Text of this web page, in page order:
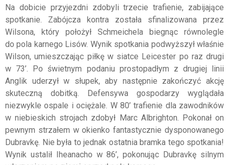
Na dobicie przyjezdni zdobyli trzecie trafienie, zabijające
spotkanie. Zabójcza kontra została sfinalizowana przez
Wilsona, który położył Schmeichela biegnąc równolegle
do pola karnego Lisów. Wynik spotkania podwyższył właśnie
Wilson, umieszczając piłkę w siatce Leicester po raz drugi
w 73’. Po świetnym podaniu prostopadłym z drugiej linii
Anglik uderzył w słupek, aby następnie zakończyć akcję
skuteczną dobitką. Defensywa gospodarzy wyglądała
niezwykle ospale i ociężale. W 80’ trafienie dla zawodników
w niebieskich strojach zdobył Marc Albrighton. Pokonał on
pewnym strzałem w okienko fantastycznie dysponowanego
Dubravkę. Nie była to jednak ostatnia bramka tego spotkania!
Wynik ustalił Iheanacho w 86’, pokonując Dubravkę silnym